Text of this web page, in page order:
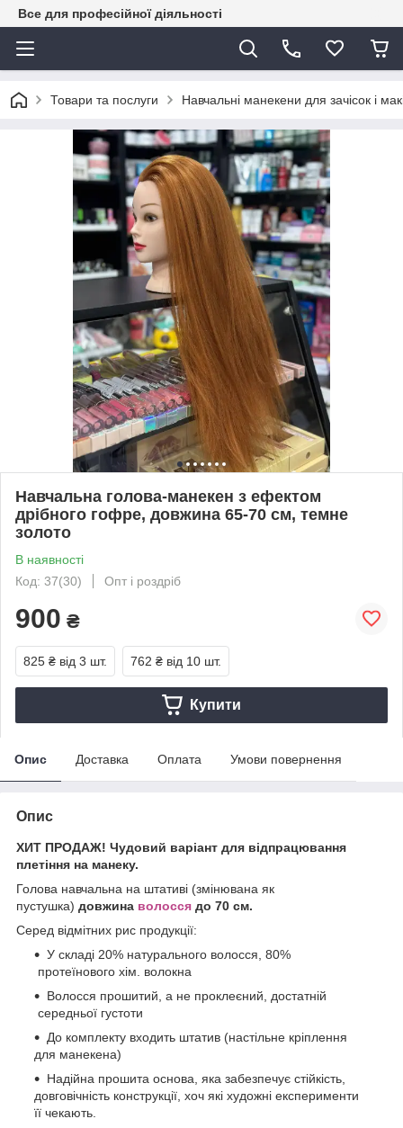
Все для професійної діяльності
Товари та послуги Навчальні манекени для зачісок і
Навчальна голова-манекен з ефектом
дрібного гофре, довжина 65-70 см, темне
золото
В наявності
Код: 37(30)
Опт і роздріб
900 ₴
825 ₴ від 3 шт. 762 ₴ від 10 шт.
Купити
Опис Доставка Оплата Умови повернення
Опис
ХИТ ПРОДАЖ! Чудовий варіант для відпрацювання
плетіння на манеку.
Голова навчальна на штативі (змінювана як
пустушка) довжина волосся до 70 см.
Серед відмітних рис продукції:
У складі 20% натурального волосся, 80%
протеїнового хім. волокна
Волосся прошитий, а не проклеєний, достатній
середньої густоти
До комплекту входить штатив (настільне кріплення
для манекена)
Надійна прошита основа, яка забезпечує стійкість,
довговічність конструкції, хоч які художні експерименти
її чекають.